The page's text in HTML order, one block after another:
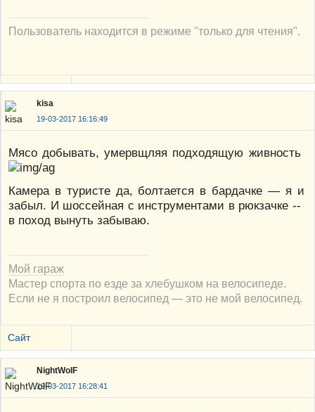
Пользователь находится в режиме "только для чтения".
kisa
19-03-2017 16:16:49
Мясо добывать, умервщляя подходящую живность
Камера в туристе да, болтается в бардачке — я и
забыл. И шоссейная с инструментами в рюкзачке --
в поход вынуть забываю.
Мой гараж
Мастер спорта по езде за хлебушком на велосипеде.
Если не я построил велосипед — это не мой велосипед.
Сайт
NightWolF
19-03-2017 16:28:41